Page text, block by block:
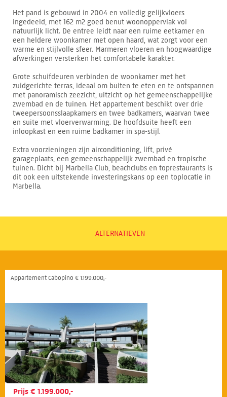
Het pand is gebouwd in 2004 en volledig gelijkvloers
ingedeeld, met 162 m2 goed benut woonoppervlak vol
natuurlijk licht. De entree leidt naar een ruime eetkamer en
een heldere woonkamer met open haard, wat zorgt voor een
warme en stijlvolle sfeer. Marmeren vloeren en hoogwaardige
afwerkingen versterken het comfortabele karakter.
Grote schuifdeuren verbinden de woonkamer met het
zuidgerichte terras, ideaal om buiten te eten en te ontspannen
met panoramisch zeezicht, uitzicht op het gemeenschappelijke
zwembad en de tuinen. Het appartement beschikt over drie
tweepersoonsslaapkamers en twee badkamers, waarvan twee
en suite met vloerverwarming. De hoofdsuite heeft een
inloopkast en een ruime badkamer in spa-stijl.
Extra voorzieningen zijn airconditioning, lift, privé
garageplaats, een gemeenschappelijk zwembad en tropische
tuinen. Dicht bij Marbella Club, beachclubs en toprestaurants is
dit ook een uitstekende investeringskans op een toplocatie in
Marbella.
ALTERNATIEVEN
Appartement Cabopino € 1.199.000,-
Prijs € 1.199.000,-